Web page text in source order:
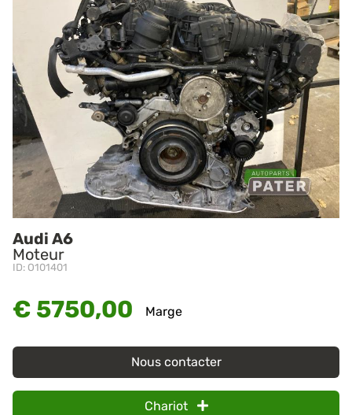
Audi A6
Moteur
ID: O101401
€ 5750,00 Marge
Nous contacter
Chariot